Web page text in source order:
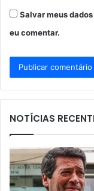
Salvar meus
eu comentar.
NOTÍCIAS